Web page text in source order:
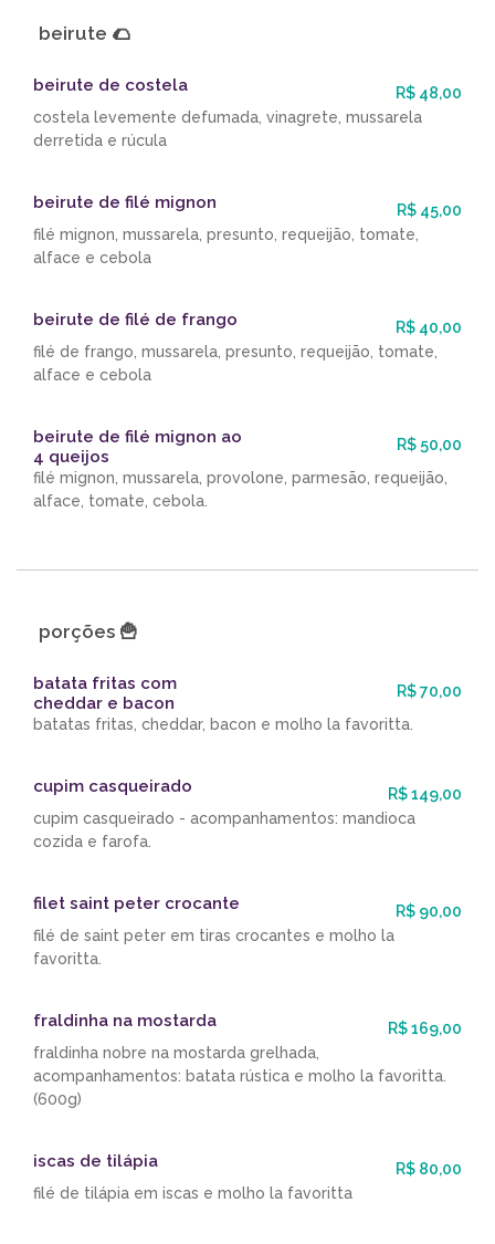
beirute 🌮
beirute de costela
R$ 48,00
costela levemente defumada, vinagrete, mussarela
derretida e rúcula
beirute de filé mignon
R$ 45,00
filé mignon, mussarela, presunto, requeijão, tomate,
alface e cebola
beirute de filé de frango
R$ 40,00
filé de frango, mussarela, presunto, requeijão, tomate,
alface e cebola
beirute de filé mignon ao
4 queijos
R$ 50,00
filé mignon, mussarela, provolone, parmesão, requeijão,
alface, tomate, cebola.
porções 🍟
batata fritas com
cheddar e bacon
R$ 70,00
batatas fritas, cheddar, bacon e molho la favoritta.
cupim casqueirado
R$ 149,00
cupim casqueirado - acompanhamentos: mandioca
cozida e farofa.
filet saint peter crocante
R$ 90,00
filé de saint peter em tiras crocantes e molho la
favoritta.
fraldinha na mostarda
R$ 169,00
fraldinha nobre na mostarda grelhada,
acompanhamentos: batata rústica e molho la favoritta.
(600g)
iscas de tilápia
R$ 80,00
filé de tilápia em iscas e molho la favoritta